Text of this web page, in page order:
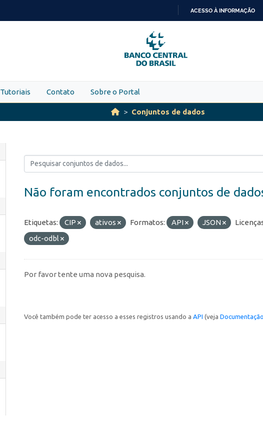
PARA
O
CONTEÚDO
ACESSO À INFORMAÇÃO
Tutoriais Contato Sobre o Portal
Conjuntos de dados
Não foram encontrados conjuntos de
Etiquetas: CIP ativos Formatos: API JSON
odc-odbl
Por favor tente uma nova pesquisa.
Você também pode ter acesso a esses registros usando a API (veja